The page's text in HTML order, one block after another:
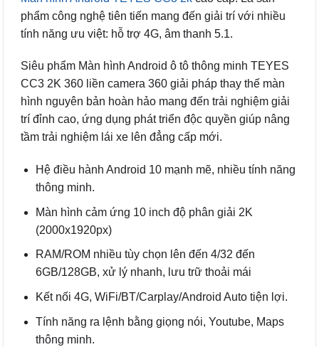
phẩm công nghệ tiên tiến mang đến giải trí với nhiều
tính năng ưu việt: hỗ trợ 4G, âm thanh 5.1.
Siêu phẩm Màn hình Android ô tô thông minh TEYES
CC3 2K 360 liền camera 360 giải pháp thay thế màn
hình nguyên bản hoàn hảo mang đến trải nghiệm giải
trí đỉnh cao, ứng dụng phát triển độc quyền giúp nâng
tầm trải nghiệm lái xe lên đẳng cấp mới.
Hệ điều hành Android 10 mạnh mẽ, nhiều tính năng
thông minh.
Màn hình cảm ứng 10 inch độ phân giải 2K
(2000x1920px)
RAM/ROM nhiều tùy chọn lên đến 4/32 đến
6GB/128GB, xử lý nhanh, lưu trữ thoải mái
Kết nối 4G, WiFi/BT/Carplay/Android Auto tiện lợi.
Tính năng ra lệnh bằng giọng nói, Youtube, Maps
thông minh.